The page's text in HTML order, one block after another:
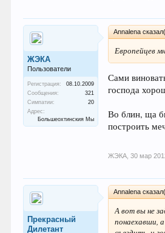
ЖЭКА
Пользователи
Регистрация:
08.10.2009
Сообщения:
321
Симпатии:
20
Адрес:
Большеохтинския Мы
Annalena
Европейцев
Сами
господа
Во блин, ща
построить
ЖЭКА 30 мар
Прекрасный
Дилетант
Annalena
А вот вы не
понаехавши,